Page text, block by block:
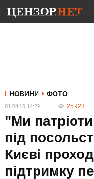
НОВИНИ ФОТО
01.04.16 14:29 25 923
"Ми
під
Києві
підтримку